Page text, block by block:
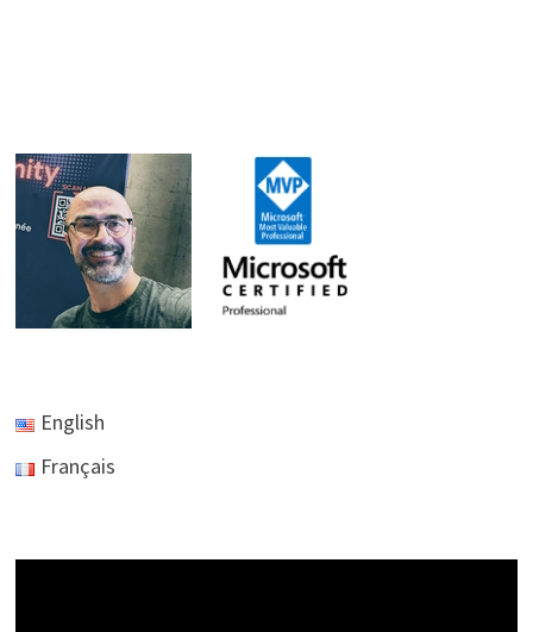
English
Français